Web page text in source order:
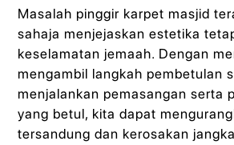
Masalah pinggir karpet masjid
sahaja menjejaskan estetika
keselamatan jemaah. Dengan
mengambil langkah pembetulan
menjalankan pemasangan serta
yang betul, kita dapat
tersandung dan kerosakan